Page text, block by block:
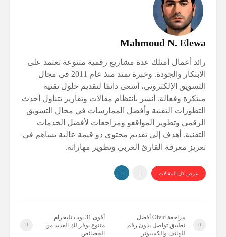
Mahmoud N. Elewa
رائد أعمال أمتلك عدة مشاريع رقمية متنوعة تعتمد على
الابتكار والجودة. وخبرة تمتد منذ عام 2011 في مجال
التسويق الإلكتروني، أسعى دائمًا لتقديم حلول تقنية
مبتكرة وفعالة. أنشر بانتظام مقالات وتقارير تتناول أحدث
التطورات التقنية وأفضل الممارسات في مجال التسويق
الرقمي وتطوير المواقعو ومراجعات لأفضل الخدمات
التقنية. أهدف إلى تقديم محتوى ذو قيمة عالية يساهم في
تعزيز معرفة القارئ العربي وتطوير مهاراته.
عرض كل المقالات
أقوى 31 بوت تليجرام
متنوع يوفر لك العديد من
الخصائص
مراجعة Olvid أفضل
تطبيق تواصل بدون رقم
للهاتف والكمبيوتر